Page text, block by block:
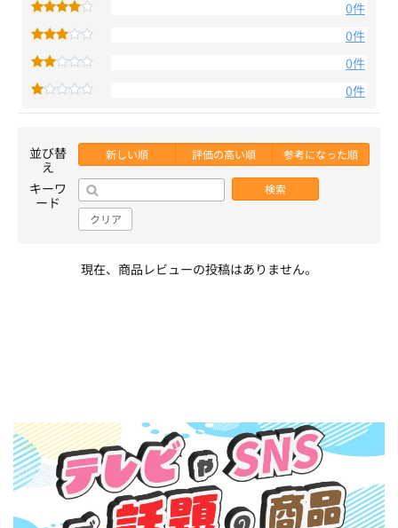
0件
0件
0件
0件
並び替
え
新しい順 評価の高い順 参考になった順
キーワ
ード
検索
クリア
現在、商品レビューの投稿はありません。